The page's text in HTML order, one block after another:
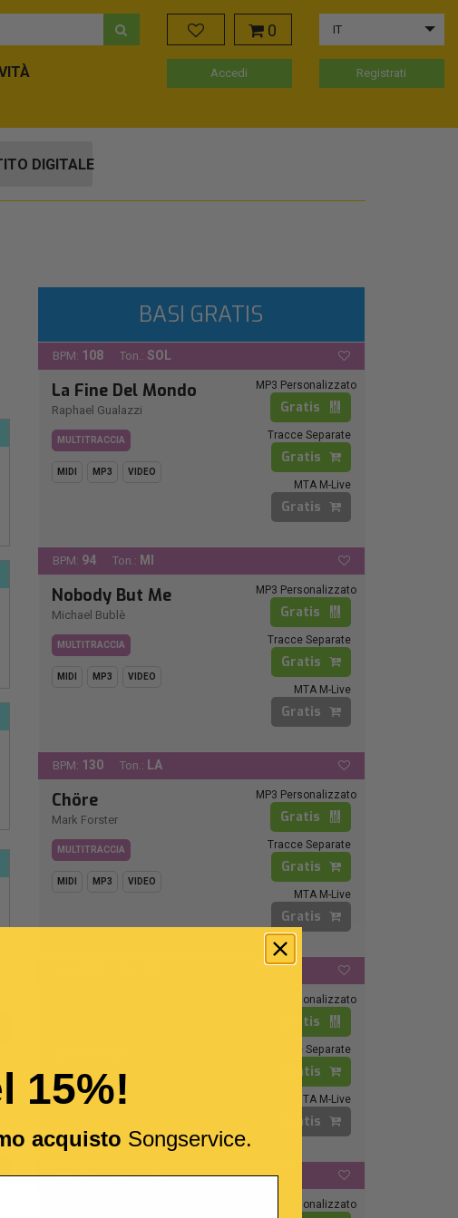
0 IT
Accedi Registrati
DIGITALE
BASI GRATIS
BPM: 108 Ton.: SOL
La Fine Del Mondo
Raphael Gualazzi
MULTITRACCIA
MIDI MP3 VIDEO
MP3 Personalizzato
Gratis
Tracce Separate
Gratis
MTA M-Live
Gratis
BPM: 94 Ton.: MI
Nobody But Me
Michael Bublè
MULTITRACCIA
MIDI MP3 VIDEO
MP3 Personalizzato
Gratis
Tracce Separate
Gratis
MTA M-Live
Gratis
BPM: 130 Ton.: LA
Chöre
Mark Forster
MULTITRACCIA
MIDI MP3 VIDEO
MP3 Personalizzato
Gratis
Tracce Separate
Gratis
MTA M-Live
Gratis
MIDI MP3
MP3 Personalizzato
Gratis
Tracce Separate
Gratis
MTA M-Live
Gratis
BPM:86 Ton.:SOL
MP3 Personalizzato
15%!
acquisto Songservice.